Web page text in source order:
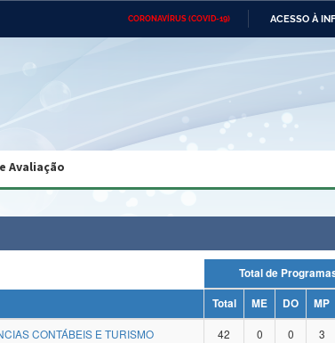
CORONAVÍRUS (COVID-19) ACESSO À
Ministério das Relações
Ministério do Desenvolvimento
Regional
Advocacia-Geral da União Banco Central do Brasil
Avaliação
Total ME DO MP
CONTÁBEIS E TURISMO
42 0 0 3